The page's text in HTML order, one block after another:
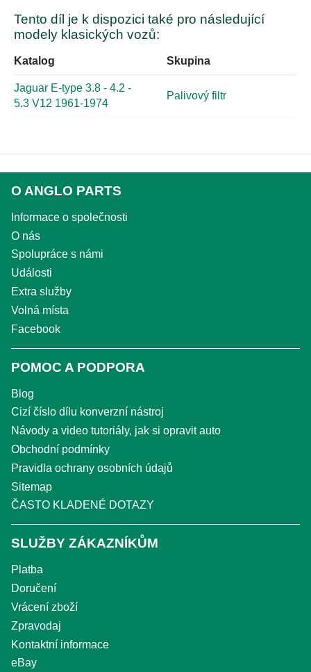
Tento díl je k dispozici také pro následující
modely klasických vozů:
Katalog Skupina
Jaguar E-type 3.8 - 4.2 -
5.3 V12 1961-1974
Palivový filtr
O ANGLO PARTS
Informace o společnosti
O nás
Spolupráce s námi
Události
Extra služby
Volná místa
Facebook
POMOC A PODPORA
Blog
Cizí číslo dílu konverzní nástroj
Návody a video tutoriály, jak si opravit auto
Obchodní podmínky
Pravidla ochrany osobních údajů
Sitemap
ČASTO KLADENÉ DOTAZY
SLUŽBY ZÁKAZNÍKŮM
Platba
Doručení
Vrácení zboží
Zpravodaj
Kontaktní informace
eBay